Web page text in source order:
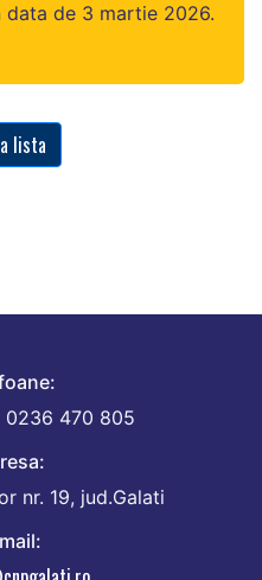
de 3 martie 2026.
lista
470 805
nr. 19, jud.Galati